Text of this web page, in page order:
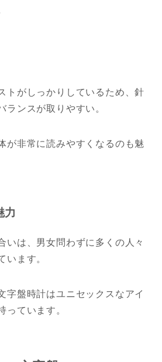
トがしっかりしているため、針
ランスが取りやすい。
が非常に読みやすくなるのも魅
力
いは、男女問わずに多くの人々
います。
字盤時計はユニセックスなアイ
っています。